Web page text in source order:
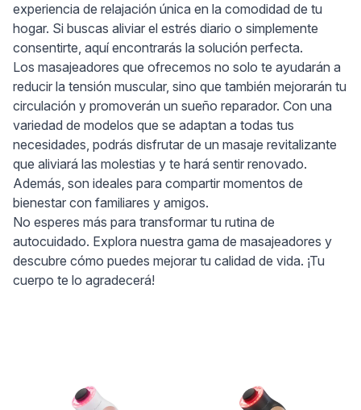
experiencia de relajación única en la comodidad de tu
hogar. Si buscas aliviar el estrés diario o simplemente
consentirte, aquí encontrarás la solución perfecta.
Los masajeadores que ofrecemos no solo te ayudarán a
reducir la tensión muscular, sino que también mejorarán tu
circulación y promoverán un sueño reparador. Con una
variedad de modelos que se adaptan a todas tus
necesidades, podrás disfrutar de un masaje revitalizante
que aliviará las molestias y te hará sentir renovado.
Además, son ideales para compartir momentos de
bienestar con familiares y amigos.
No esperes más para transformar tu rutina de
autocuidado. Explora nuestra gama de masajeadores y
descubre cómo puedes mejorar tu calidad de vida. ¡Tu
cuerpo te lo agradecerá!